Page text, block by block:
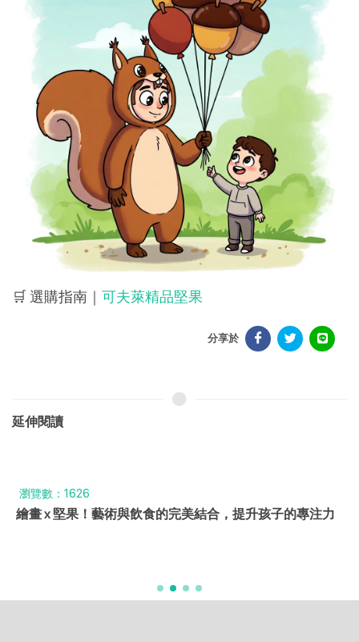
🛒 選購指南｜ 可夫萊精品堅果
分享於
延伸閱讀
瀏覽數：1626
繪畫 x 堅果！藝術與飲食的完美結合，提升孩子的專注力